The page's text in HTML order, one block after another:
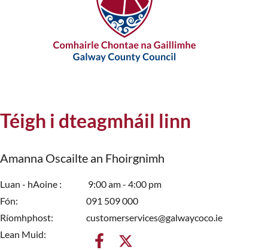
Téigh i dteagmháil linn
Amanna Oscailte an Fhoirgnimh
Luan - hAoine
9:00 am - 4:00 pm
Fón
091 509 000
Ríomhphost
customerservices@galwaycoco.ie
Lean Muid: